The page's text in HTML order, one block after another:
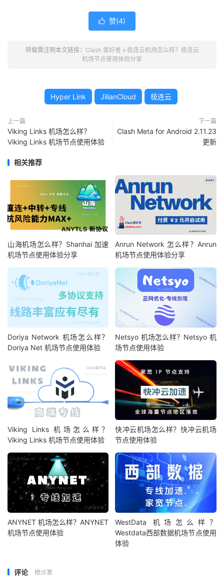
 赞(4)
转载需注明本文链接： Clash 爱好者 » 极连云机场怎么样？极连云
机场节点使用体验分享
Hyper Link JilianCloud 极连云
上一篇
Viking Links 机场怎么样？
Viking Links 机场节点使用体验
下一篇
Clash Meta for Android 2.11.23
更新
相关推荐
山海机场怎么样？Shanhai 加速
机场节点使用体验分享
Anrun Network 怎么样？Anrun
机场节点使用体验分享
Doriya Network 机场怎么样？
Doriya Net 机场节点使用体验
Netsyo 机场怎么样？Netsyo 机
场节点使用体验
Viking Links 机场怎么样？
Viking Links 机场节点使用体验
快冲云机场怎么样？快冲云机场
节点使用体验
ANYNET 机场怎么样？ANYNET
机场节点使用体验
WestData 机场怎么样？
Westdata西部数据机场节点使用
体验
评论 抢沙发